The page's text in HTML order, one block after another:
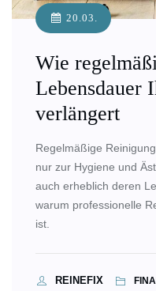
20.03.
Wie
Lebensdauer
verlängert
Regelmäßige
nur zur Hygiene und
auch erheblich deren
warum professionelle
ist.
REINEFIX